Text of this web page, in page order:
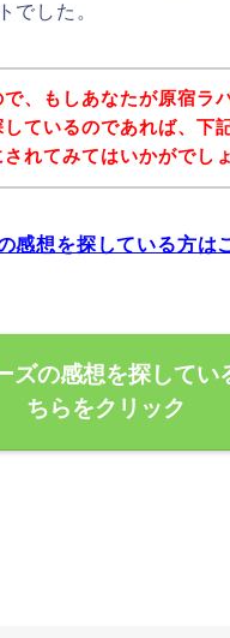
でした。
で、もしあなたが原宿ラ
しているのであれば、下
されてみてはいかがでし
感想を探している方は
ズの感想を探してい
ちらをクリック